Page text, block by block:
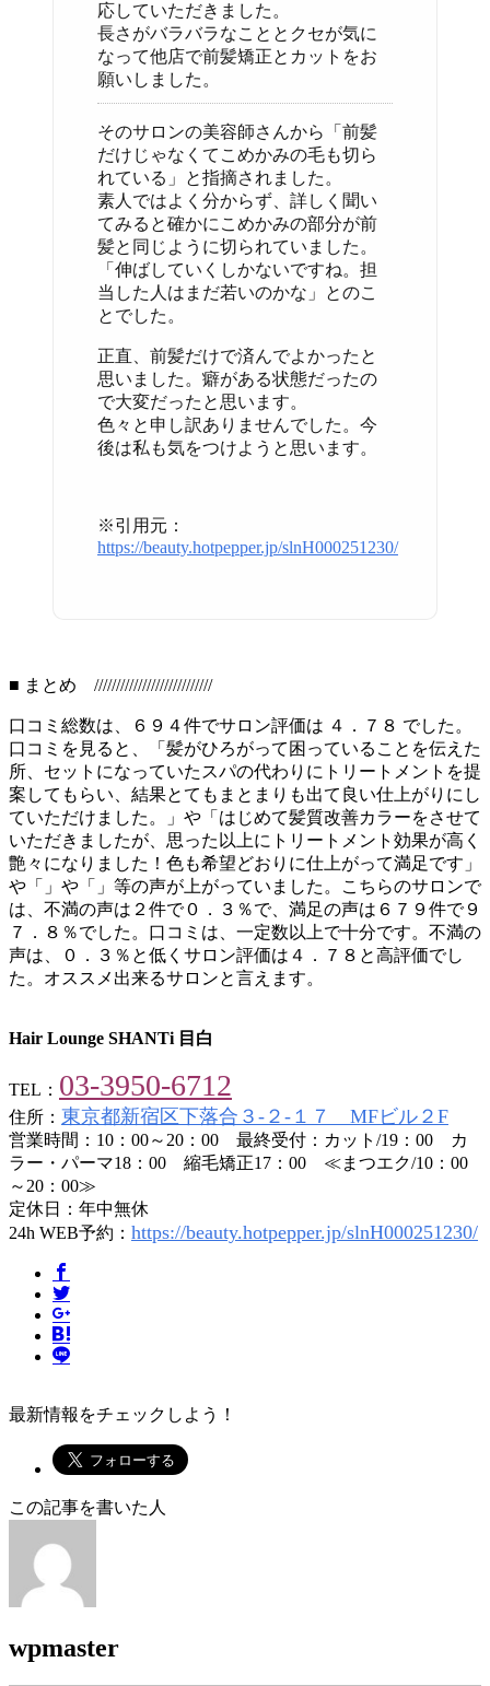
応していただきました。
長さがバラバラなこととクセが気に
なって他店で前髪矯正とカットをお
願いしました。
そのサロンの美容師さんから「前髪
だけじゃなくてこめかみの毛も切ら
れている」と指摘されました。
素人ではよく分からず、詳しく聞い
てみると確かにこめかみの部分が前
髪と同じように切られていました。
「伸ばしていくしかないですね。担
当した人はまだ若いのかな」とのこ
とでした。
正直、前髪だけで済んでよかったと
思いました。癖がある状態だったの
で大変だったと思います。
色々と申し訳ありませんでした。今
後は私も気をつけようと思います。
※引用元：
https://beauty.hotpepper.jp/slnH000251230/
■ まとめ ///////////////////////////
口コミ総数は、６９４件でサロン評価は ４．７８ でした。
口コミを見ると、「髪がひろがって困っていることを伝えた
所、セットになっていたスパの代わりにトリートメントを提
案してもらい、結果とてもまとまりも出て良い仕上がりにし
ていただけました。」や「はじめて髪質改善カラーをさせて
いただきましたが、思った以上にトリートメント効果が高く
艶々になりました！色も希望どおりに仕上がって満足です」
や「」や「」等の声が上がっていました。こちらのサロンで
は、不満の声は２件で０．３％で、満足の声は６７９件で９
７．８％でした。口コミは、一定数以上で十分です。不満の
声は、０．３％と低くサロン評価は４．７８と高評価でし
た。オススメ出来るサロンと言えます。
Hair Lounge SHANTi 目白
TEL： 03-3950-6712
住所： 東京都新宿区下落合３-２-１７ MFビル２F
営業時間：10：00～20：00 最終受付：カット/19：00 カ
ラー・パーマ18：00 縮毛矯正17：00 ≪まつエク/10：00
～20：00≫
定休日：年中無休
24h WEB予約： https://beauty.hotpepper.jp/slnH000251230/
最新情報をチェックしよう！
この記事を書いた人
wpmaster